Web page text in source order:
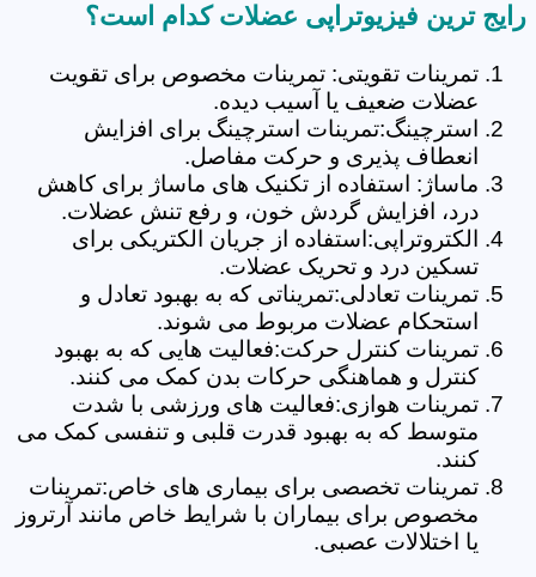
رایج ترین فیزیوتراپی عضلات کدام است؟
تمرینات تقویتی: تمرینات مخصوص برای تقویت
عضلات ضعیف یا آسیب دیده.
استرچینگ:تمرینات استرچینگ برای افزایش
انعطاف پذیری و حرکت مفاصل.
ماساژ: استفاده از تکنیک های ماساژ برای کاهش
درد، افزایش گردش خون، و رفع تنش عضلات.
الکتروتراپی:استفاده از جریان الکتریکی برای
تسکین درد و تحریک عضلات.
تمرینات تعادلی:تمریناتی که به بهبود تعادل و
استحکام عضلات مربوط می شوند.
تمرینات کنترل حرکت:فعالیت هایی که به بهبود
کنترل و هماهنگی حرکات بدن کمک می کنند.
تمرینات هوازی:فعالیت های ورزشی با شدت
متوسط که به بهبود قدرت قلبی و تنفسی کمک می
کنند.
تمرینات تخصصی برای بیماری های خاص:تمرینات
مخصوص برای بیماران با شرایط خاص مانند آرتروز
یا اختلالات عصبی.